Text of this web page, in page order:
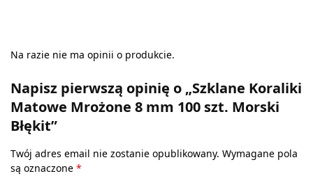
Na razie nie ma opinii o produkcie.
Napisz pierwszą opinię o „Szklane Koraliki
Matowe Mrożone 8 mm 100 szt. Morski
Błękit”
Twój adres email nie zostanie opublikowany. Wymagane pola
są oznaczone *